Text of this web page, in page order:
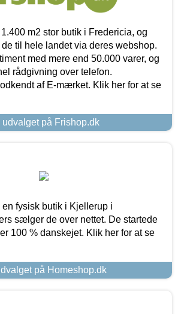
m2 stor butik i Fredericia, og
til hele landet via deres webshop.
med mere end 50.000 varer, og
rådgivning over telefon.
af E-mærket. Klik her for at se
udvalget på Frishop.dk
fysisk butik i Kjellerup i
sælger de over nettet. De startede
100 % danskejet. Klik her for at se
på Homeshop.dk